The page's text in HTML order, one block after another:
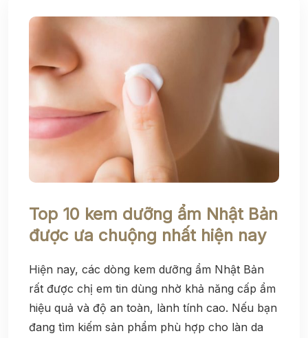
Top 10 kem dưỡng ẩm Nhật Bản
được ưa chuộng nhất hiện nay
Hiện nay, các dòng kem dưỡng ẩm Nhật Bản
rất được chị em tin dùng nhờ khả năng cấp ẩm
hiệu quả và độ an toàn, lành tính cao. Nếu bạn
đang tìm kiếm sản phẩm phù hợp cho làn da